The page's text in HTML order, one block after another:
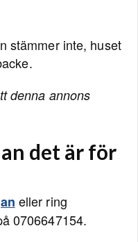
stämmer inte, huset
denna annons
det är för
eller ring
0706647154.